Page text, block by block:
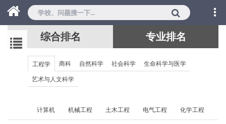
综合排名 专业排名
工程学 商科 自然科学 社会科学
生命科学与医学
艺术与人文科学
计算机 机械工程 土木工程 电气工程 化学工程